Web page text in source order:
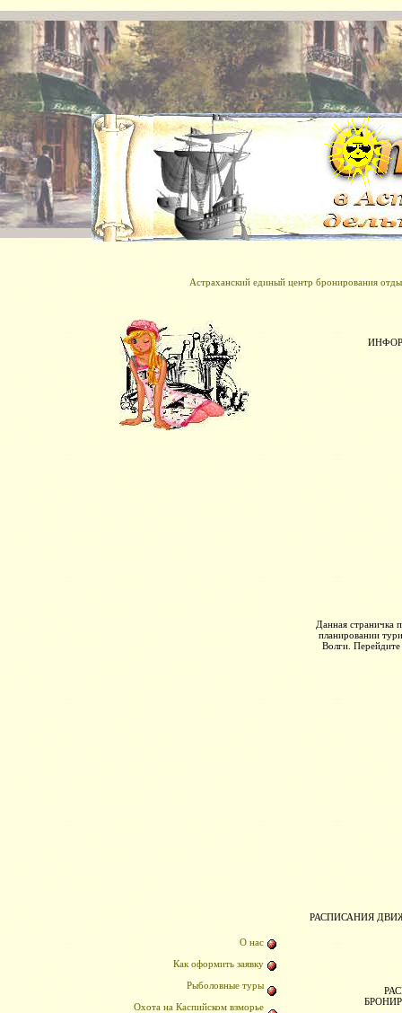
Астраханский единый центр бронирования
Данная страничка
планировании
Волги.
РАСПИСАНИЯ
О нас
Как оформить заявку
Рыболовные туры
Охота на Каспийском взморье